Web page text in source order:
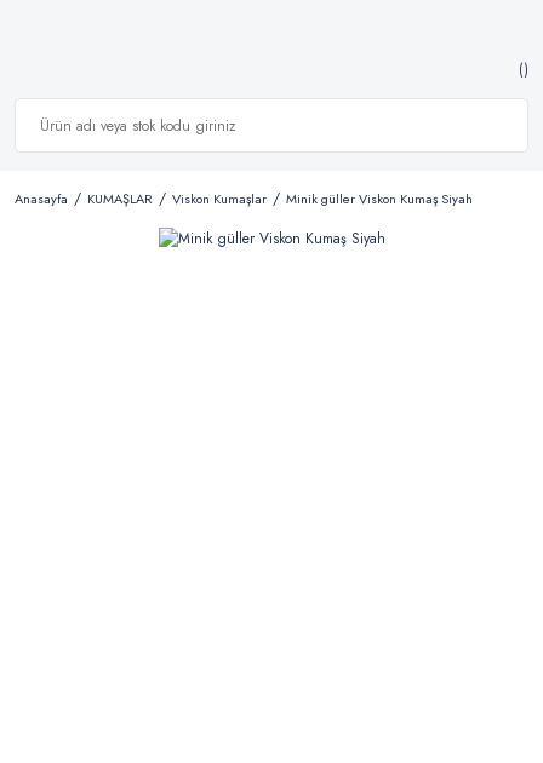
Anasayfa KUMAŞLAR Viskon Kumaşlar Minik güller Viskon Kumaş Siyah